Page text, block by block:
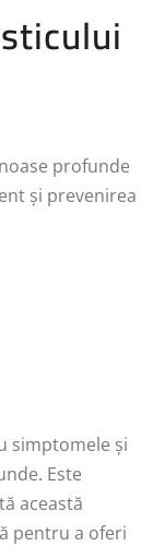
profunde
și prevenirea
simptomele și
Este
această
pentru a oferi